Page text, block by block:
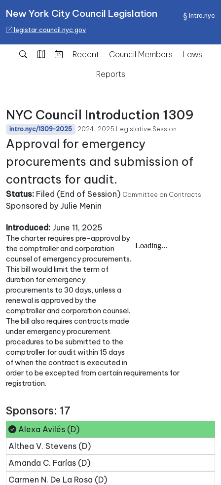
Intro.nyc
New York City Council Legislation
legistar.council.nyc.gov
Recent Council Members
Laws
Reports
NYC Council Introduction 1309
intro.nyc/1309-2025 2024-2025 Legislative Session
Approval for emergency
procurements and submission of
contracts for audit.
Status: Filed (End of Session) Committee on Contracts
Sponsored by Julie Menin
Introduced: June 11, 2025
The charter requires pre-approval by
the comptroller and corporation
counsel of emergency procurements.
This bill would limit the term of
duration for emergency
procurements to 30 days, unless a
renewal is approved by the
comptroller and corporation counsel.
The bill also requires contracts made
under emergency procurement
procedures to be submitted to the
comptroller for audit within 15 days
of when the contract is executed in
order to be excepted from certain requirements for
registration.
Sponsors: 17
Alexa Avilés (D)
Althea V. Stevens (D)
Amanda C. Farías (D)
Carmen N. De La Rosa (D)